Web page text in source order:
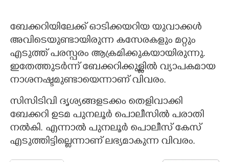
ബേക്കറിയിലേക്ക് ഓടിക്കയറിയ യുവാക്കള്‍
അവിടെയുണ്ടായിരുന്ന കസേരകളും മറ്റും
എടുത്ത് പരസ്പരം ആക്രമിക്കുകയായിരുന്നു.
ഇതേത്തുടര്‍ന്ന് ബേക്കറിക്കുള്ളില്‍ വ്യാപകമായ
നാശനഷ്ടമുണ്ടായെന്നാണ് വിവരം.
സിസിടിവി ദൃശ്യങ്ങളടക്കം തെളിവാക്കി
ബേക്കറി ഉടമ പുനലൂര്‍ പൊലീസില്‍ പരാതി
നല്‍കി. എന്നാല്‍ പുനലൂര്‍ പൊലീസ് കേസ്
എടുത്തിട്ടില്ലെന്നാണ് ലഭ്യമാകുന്ന വിവരം.